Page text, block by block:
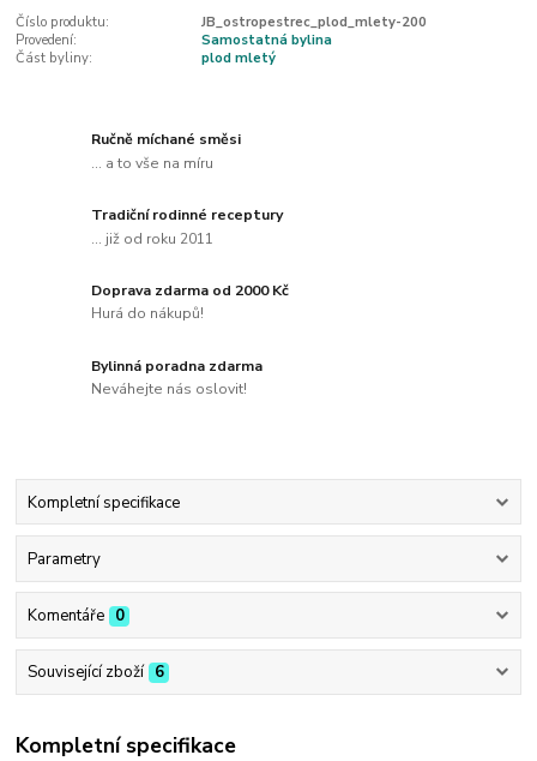
Číslo produktu:
JB_ostropestrec_plod_mlety-200
Provedení:
Samostatná bylina
Část byliny:
plod mletý
Ručně míchané směsi
... a to vše na míru
Tradiční rodinné receptury
... již od roku 2011
Doprava zdarma od 2000 Kč
Hurá do nákupů!
Bylinná poradna zdarma
Neváhejte nás oslovit!
Kompletní specifikace
Parametry
Komentáře 0
Související zboží 6
Kompletní specifikace